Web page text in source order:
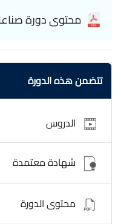
والتغليف. يركّز البرنامج
دراسة المواد الخام
تخفيض التكلفة، حساب
يشمل الكورس أمثلة
البدء بها بسهولة، ويوضّح
نصائح عملية للمبتدئين
معتمدة. Ibrahim Mossa Light industries
محتوى دورة
تتضمن هذه الدورة
الدروس
شهادة معتمدة
محتوى الدورة